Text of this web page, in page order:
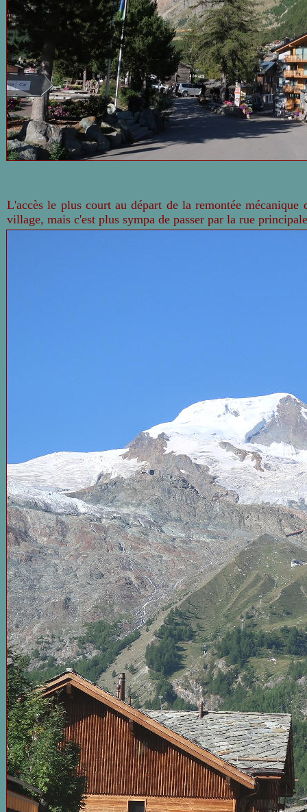
L'accès le plus court au départ de la remontée
village, mais c'est plus sympa de passer par la rue